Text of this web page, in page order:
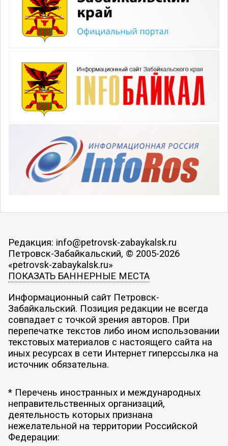
Редакция: info@petrovsk-zabaykalsk.ru
Петровск-Забайкальский, © 2005-2026
«petrovsk-zabaykalsk.ru»
ПОКАЗАТЬ БАННЕРНЫЕ МЕСТА
Информационный сайт Петровск-
Забайкальский. Позиция редакции не всегда
совпадает с точкой зрения авторов. При
перепечатке текстов либо ином использовании
текстовых материалов с настоящего сайта на
иных ресурсах в сети Интернет гиперссылка на
источник обязательна.
* Перечень иностранных и международных
неправительственных организаций,
деятельность которых признана
нежелательной на территории Российской
Федерации: